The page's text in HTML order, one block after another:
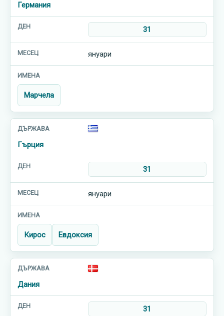
Германия
31
януари
Марчела
Гърция
31
януари
Кирос Евдоксия
Дания
31